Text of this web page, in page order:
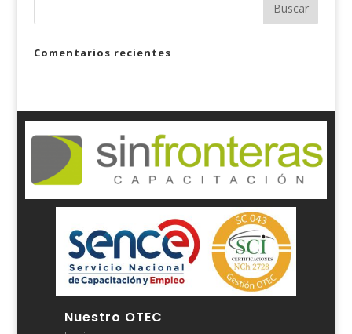
Comentarios recientes
Nuestro OTEC